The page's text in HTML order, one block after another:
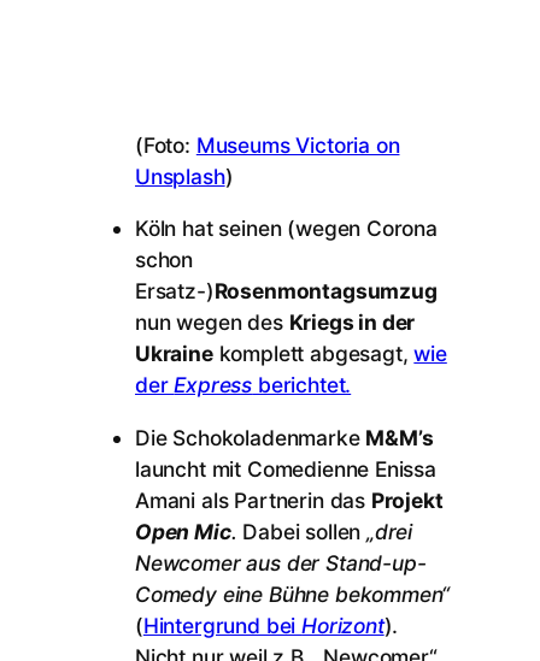
(Foto: Museums Victoria on
Unsplash)
Köln hat seinen (wegen Corona
schon
Ersatz-)Rosenmontagsumzug
nun wegen des Kriegs in der
Ukrainekomplett abgesagt,wie
derExpress berichtet.
Die Schokoladenmarke M&M’s
launcht mit Comedienne Enissa
Amani als Partnerin das Projekt
Open Mic. Dabei sollen„drei
Newcomer aus der Stand-up-
Comedy eine Bühne bekommen“
(Hintergrund beiHorizont).